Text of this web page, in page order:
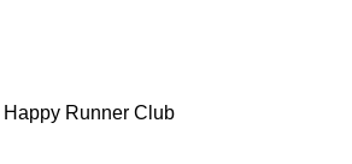
Happy Runner Club